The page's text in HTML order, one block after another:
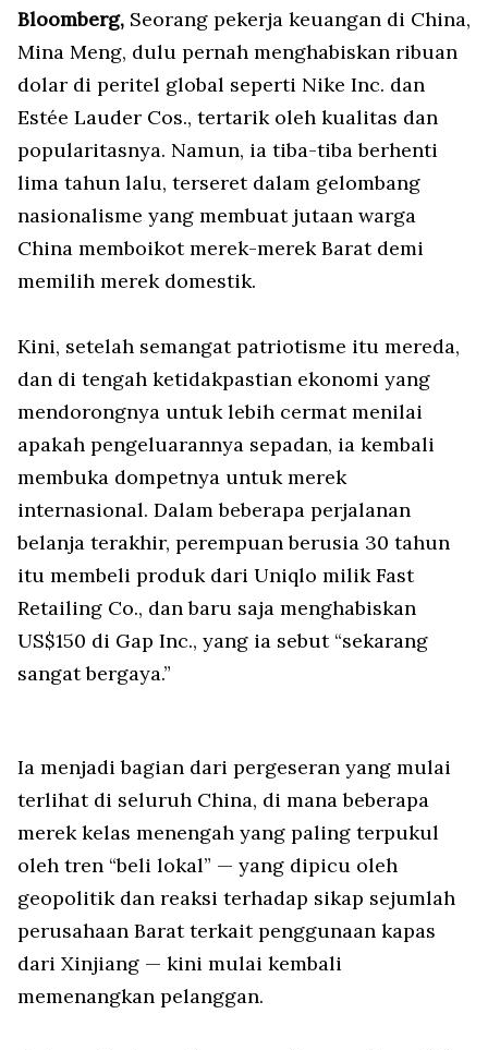
Bloomberg, Seorang pekerja keuangan di China,
Mina Meng, dulu pernah menghabiskan ribuan
dolar di peritel global seperti Nike Inc. dan
Estée Lauder Cos., tertarik oleh kualitas dan
popularitasnya. Namun, ia tiba-tiba berhenti
lima tahun lalu, terseret dalam gelombang
nasionalisme yang membuat jutaan warga
China memboikot merek-merek Barat demi
memilih merek domestik.
Kini, setelah semangat patriotisme itu mereda,
dan di tengah ketidakpastian ekonomi yang
mendorongnya untuk lebih cermat menilai
apakah pengeluarannya sepadan, ia kembali
membuka dompetnya untuk merek
internasional. Dalam beberapa perjalanan
belanja terakhir, perempuan berusia 30 tahun
itu membeli produk dari Uniqlo milik Fast
Retailing Co., dan baru saja menghabiskan
US$150 di Gap Inc., yang ia sebut “sekarang
sangat bergaya.”
Ia menjadi bagian dari pergeseran yang mulai
terlihat di seluruh China, di mana beberapa
merek kelas menengah yang paling terpukul
oleh tren “beli lokal” — yang dipicu oleh
geopolitik dan reaksi terhadap sikap sejumlah
perusahaan Barat terkait penggunaan kapas
dari Xinjiang — kini mulai kembali
memenangkan pelanggan.